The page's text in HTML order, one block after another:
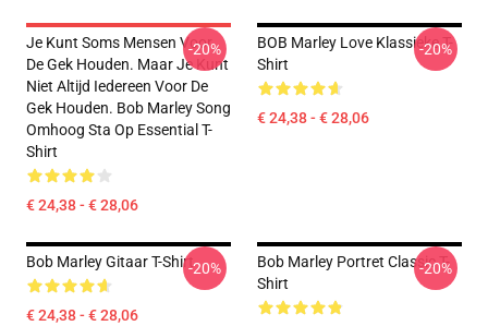
Je Kunt Soms Mensen Voor
De Gek Houden. Maar Je Kunt
Niet Altijd Iedereen Voor De
Gek Houden. Bob Marley Song
Omhoog Sta Op Essential T-
Shirt
€ 24,38 - € 28,06
-20%
BOB Marley Love Klassieke T-
Shirt
€ 24,38 - € 28,06
-20%
Bob Marley Gitaar T-Shirt
€ 24,38 - € 28,06
-20%
Bob Marley Portret Classic T-
Shirt
-20%